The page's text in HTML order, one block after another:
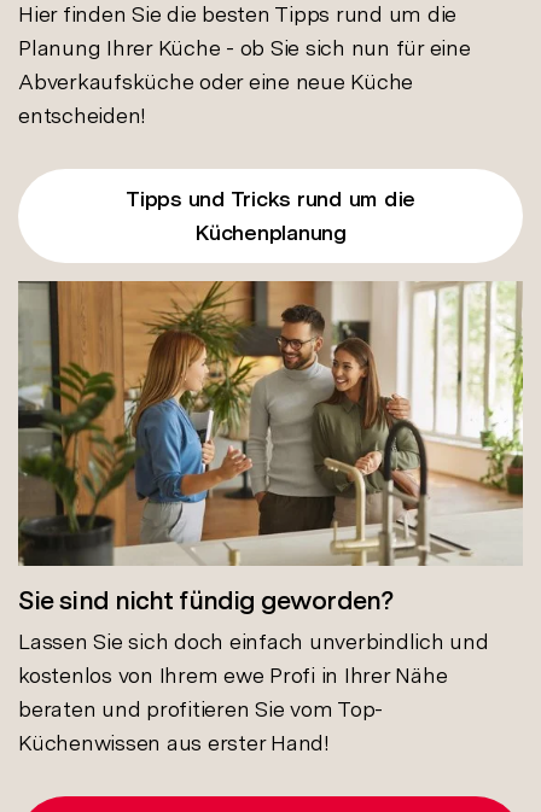
Hier finden Sie die besten Tipps rund um die
Planung Ihrer Küche - ob Sie sich nun für eine
Abverkaufsküche oder eine neue Küche
entscheiden!
Tipps und Tricks rund um die
Küchenplanung
Sie sind nicht fündig geworden?
Lassen Sie sich doch einfach unverbindlich und
kostenlos von Ihrem ewe Profi in Ihrer Nähe
beraten und profitieren Sie vom Top-
Küchenwissen aus erster Hand!